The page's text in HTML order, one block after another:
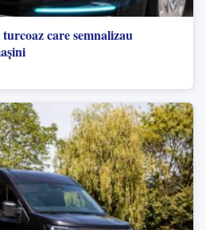
care semnalizau